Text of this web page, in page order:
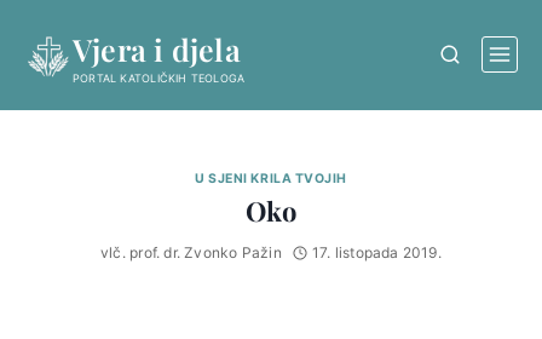
content
Vjera i djela
PORTAL KATOLIČKIH TEOLOGA
U SJENI KRILA TVOJIH
Oko
vlč. prof. dr. Zvonko Pažin 17. listopada 2019.